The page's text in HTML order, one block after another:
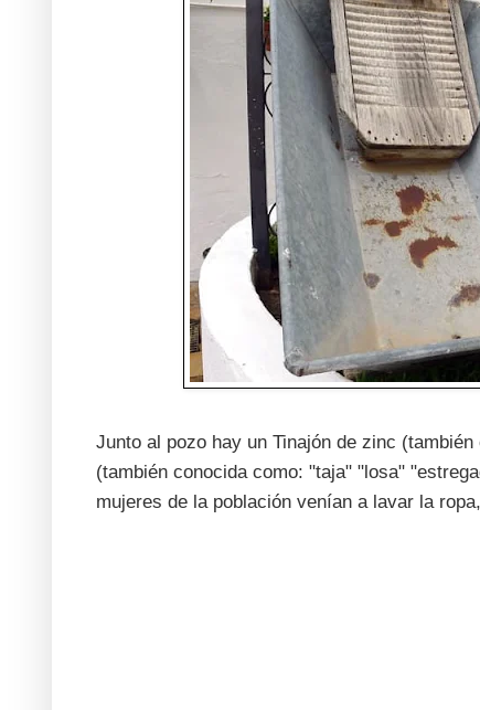
Junto al pozo hay un Tinajón de zinc
(también conocida como: "taja" "losa"
mujeres de la población venían a lavar la